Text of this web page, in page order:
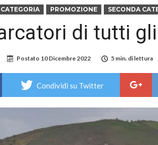
PROMOZIONE SECONDA
di tutti
Postato 10 Dicembre 2022 5 min. di lettura
Condividi su Twitter